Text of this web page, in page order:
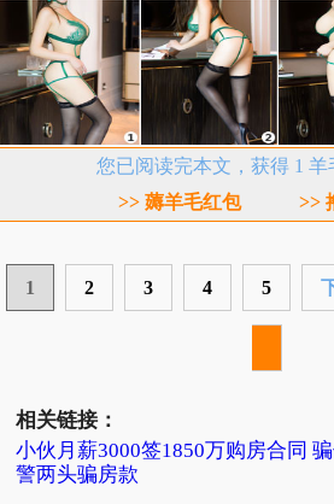
您已阅读完本文，获得 1 羊
>> 薅羊毛红包
>>
1 2 3 4 5
相关链接：
小伙月薪3000签1850万购房合同
警两头骗房款